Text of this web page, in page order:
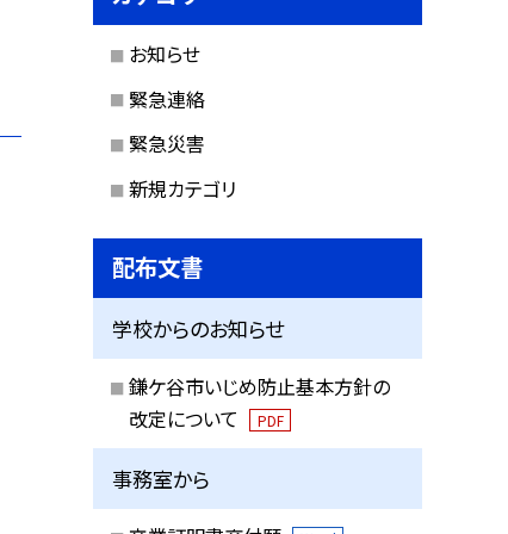
お知らせ
緊急連絡
緊急災害
新規カテゴリ
配布文書
学校からのお知らせ
鎌ケ谷市いじめ防止基本方針の
改定について
PDF
事務室から